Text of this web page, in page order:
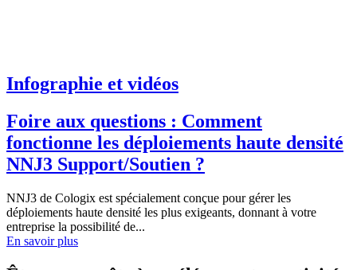
Infographie et vidéos
Foire aux questions : Comment
fonctionne les déploiements haute densité
NNJ3 Support/Soutien ?
NNJ3 de Cologix est spécialement conçue pour gérer les
déploiements haute densité les plus exigeants, donnant à votre
entreprise la possibilité de...
En savoir plus